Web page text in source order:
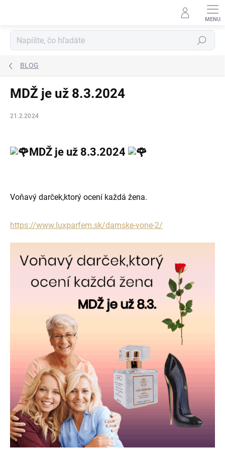
Hľadať
BLOG
MDŽ je už 8.3.2024
21.2.2024
MDŽ je už 8.3.2024
Voňavý darček,ktorý ocení každá žena.
https://www.luxparfem.sk/damske-vone-2/